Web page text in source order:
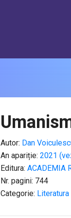
Autor: Dan
An apariție: 2021
Editura: ACADEMIA
Nr. pagini: 744
Categorie: Literatura